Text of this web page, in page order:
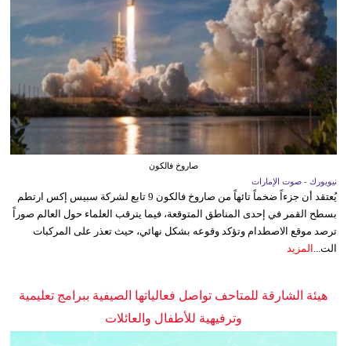
صاروخ فالكون
نيويورك - صوت الإمارات
يُعتقد أن جزءاً ضخماً تائهاً من صاروخ فالكون 9 تابع لشركة سبيس إكس ارتطم
بسطح القمر في إحدى المناطق المتوقعة، فيما يترقب العلماء حول العالم صوراً
ترصد موقع الاصطدام وتؤكد وقوعه بشكل نهائي، حيث تعذر على المركبات
الت... المزيد
هيئة الشارقة للمتاحف تواصل فعالياتها الصيفية ببرامج تعليمية
وترفيهية للأطفال والعائلات